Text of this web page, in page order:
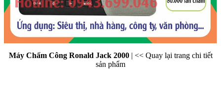
Máy Chấm Công Ronald Jack 2000| << Quay lại trang chi tiết
sản phẩm